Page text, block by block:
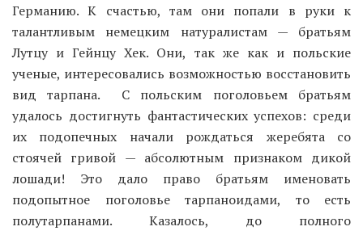
Германию. К счастью, там они попали в руки к
талантливым немецким натуралистам — братьям
Лутцу и Гейнцу Хек. Они, так же как и польские
ученые, интересовались возможностью восстановить
вид тарпана. С польским поголовьем братьям
удалось достигнуть фантастических успехов: среди
их подопечных начали рождаться жеребята со
стоячей гривой — абсолютным признаком дикой
лошади! Это дало право братьям именовать
подопытное поголовье тарпаноидами, то есть
полутарпанами. Казалось, до полного